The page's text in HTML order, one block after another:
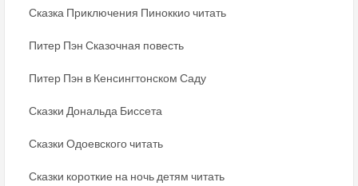
Сказка Приключения Пиноккио читать
Питер Пэн Сказочная повесть
Питер Пэн в Кенсингтонском Саду
Сказки Дональда Биссета
Сказки Одоевского читать
Сказки короткие на ночь детям читать